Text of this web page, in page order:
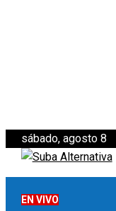
sábado, agosto 8
EN VIVO